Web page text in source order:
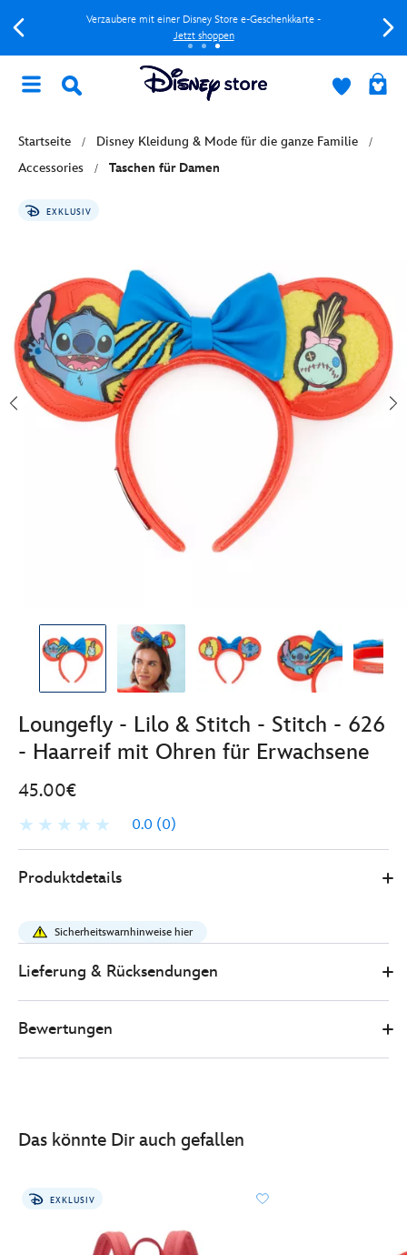
Verzaubere mit einer Disney Store e-Geschenkkarte -
Jetzt shoppen
Startseite
Disney Kleidung & Mode für die ganze Familie
Accessories
Taschen für Damen
EXKLUSIV
Loungefly - Lilo & Stitch - Stitch - 626
- Haarreif mit Ohren für Erwachsene
45.00€
0.0 (0)
45.00
lilo-
stitch-
ohren-
Produktdetails
Sicherheitswarnhinweise hier
Lieferung & Rücksendungen
Bewertungen
Das könnte Dir auch gefallen
EXKLUSIV